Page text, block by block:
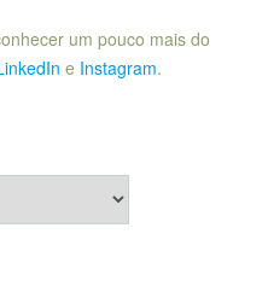
um pouco mais do
e Instagram.